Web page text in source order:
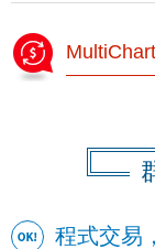
程式交易